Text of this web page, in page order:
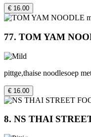
€ 16.00
77. TOM YAM
pittge,thaise noodlesoep
€ 16.00
8. NS THAI